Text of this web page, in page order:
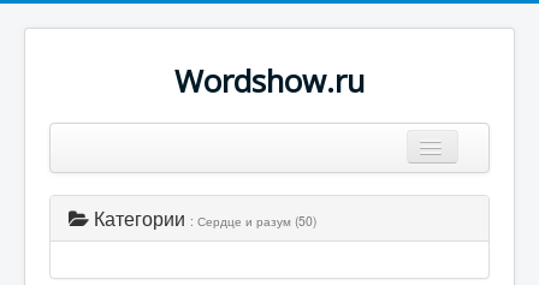
Wordshow.ru
Популярные цитаты
Авторы
Категории : Сердце и разум (50)